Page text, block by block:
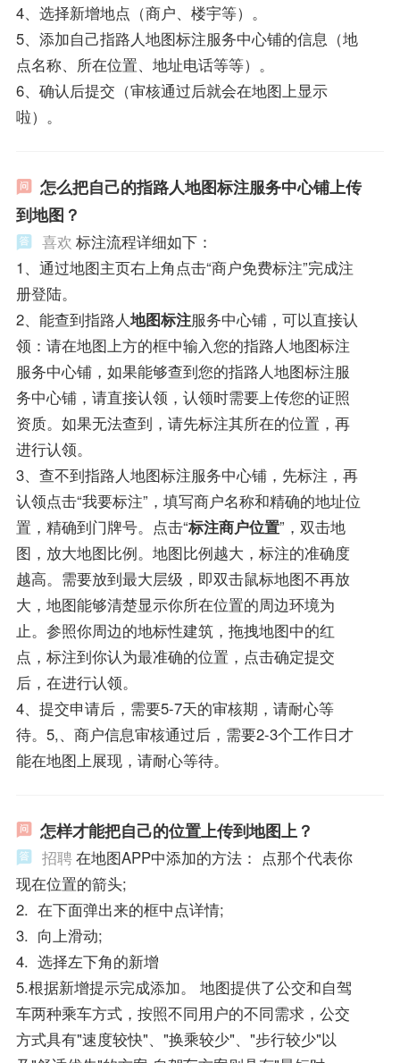
4、选择新增地点（商户、楼宇等）。
5、添加自己指路人地图标注服务中心铺的信息（地
点名称、所在位置、地址电话等等）。
6、确认后提交（审核通过后就会在地图上显示
啦）。
怎么把自己的指路人地图标注服务中心铺上传
到地图？
喜欢 标注流程详细如下：
1、通过地图主页右上角点击“商户免费标注”完成注
册登陆。
2、能查到指路人地图标注服务中心铺，可以直接认
领：请在地图上方的框中输入您的指路人地图标注
服务中心铺，如果能够查到您的指路人地图标注服
务中心铺，请直接认领，认领时需要上传您的证照
资质。如果无法查到，请先标注其所在的位置，再
进行认领。
3、查不到指路人地图标注服务中心铺，先标注，再
认领点击“我要标注”，填写商户名称和精确的地址位
置，精确到门牌号。点击“标注商户位置”，双击地
图，放大地图比例。地图比例越大，标注的准确度
越高。需要放到最大层级，即双击鼠标地图不再放
大，地图能够清楚显示你所在位置的周边环境为
止。参照你周边的地标性建筑，拖拽地图中的红
点，标注到你认为最准确的位置，点击确定提交
后，在进行认领。
4、提交申请后，需要5-7天的审核期，请耐心等
待。5,、商户信息审核通过后，需要2-3个工作日才
能在地图上展现，请耐心等待。
怎样才能把自己的位置上传到地图上？
招聘在地图APP中添加的方法： 点那个代表你
现在位置的箭头;
2. 在下面弹出来的框中点详情;
3. 向上滑动;
4. 选择左下角的新增
5.根据新增提示完成添加。 地图提供了公交和自驾
车两种乘车方式，按照不同用户的不同需求，公交
方式具有"速度较快"、"换乘较少"、"步行较少"以